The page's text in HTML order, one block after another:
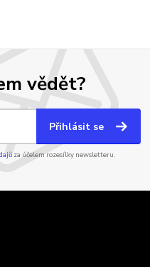
vědět?
Přihlásit se
za účelem rozesílky newsletteru.